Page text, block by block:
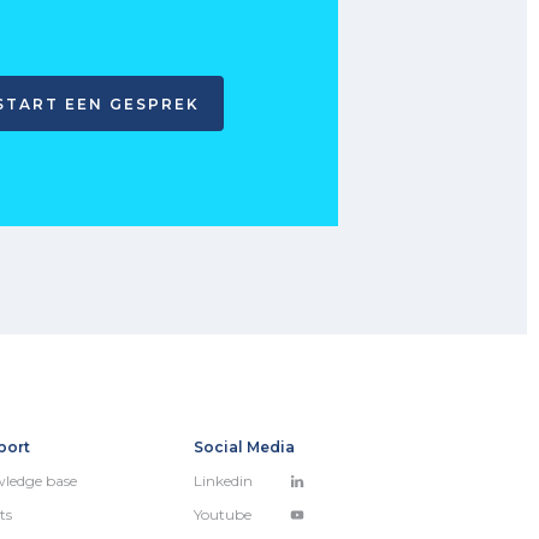
EEN GESPREK
base
Social Media
Linkedin
Youtube